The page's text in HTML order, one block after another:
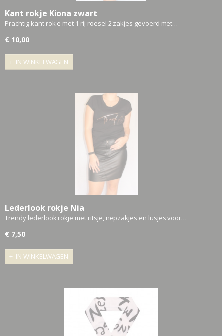
Kant rokje Kiona zwart
Prachtig kant rokje met 1 rij roesel 2 zakjes gevoerd met…
€ 10,00
IN WINKELWAGEN
Lederlook rokje Nia
Trendy lederlook rokje met ritsje, nepzakjes en lusjes voor…
€ 7,50
IN WINKELWAGEN